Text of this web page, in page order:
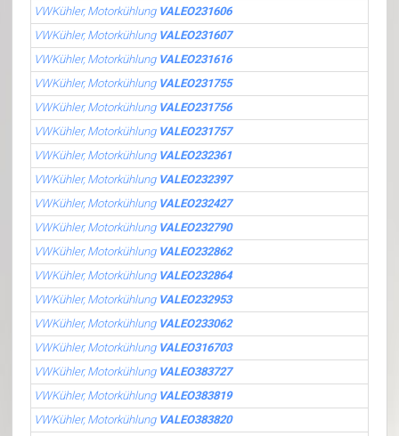
VWKühler, Motorkühlung VALEO231606
VWKühler, Motorkühlung VALEO231607
VWKühler, Motorkühlung VALEO231616
VWKühler, Motorkühlung VALEO231755
VWKühler, Motorkühlung VALEO231756
VWKühler, Motorkühlung VALEO231757
VWKühler, Motorkühlung VALEO232361
VWKühler, Motorkühlung VALEO232397
VWKühler, Motorkühlung VALEO232427
VWKühler, Motorkühlung VALEO232790
VWKühler, Motorkühlung VALEO232862
VWKühler, Motorkühlung VALEO232864
VWKühler, Motorkühlung VALEO232953
VWKühler, Motorkühlung VALEO233062
VWKühler, Motorkühlung VALEO316703
VWKühler, Motorkühlung VALEO383727
VWKühler, Motorkühlung VALEO383819
VWKühler, Motorkühlung VALEO383820